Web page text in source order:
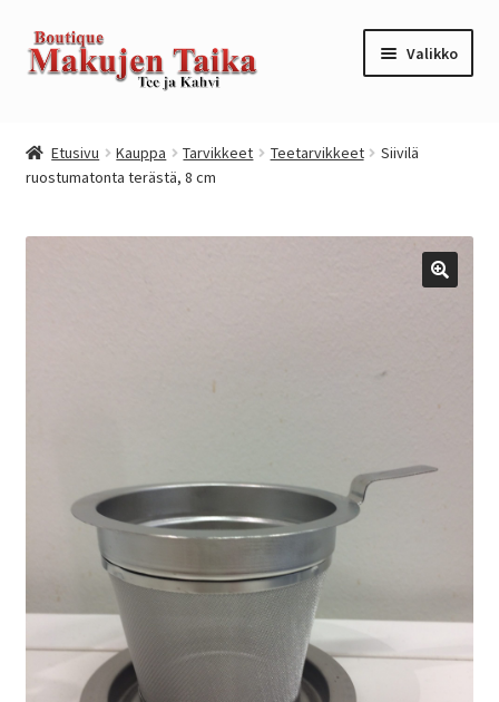
Siirry
navigointiin
Siirry
sisältöön
Valikko
Kanta-asiakkuusohjelma / loyalty program
Kassa
Yrityksille
Etusivu Kauppa Tarvikkeet Teetarvikkeet
Siivilä
ruostumatonta terästä, 8 cm